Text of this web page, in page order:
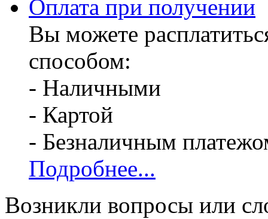
Оплата при получении
Вы можете
способом:
- Наличными
- Картой
- Безналичным
Подробнее...
Возникли вопросы или